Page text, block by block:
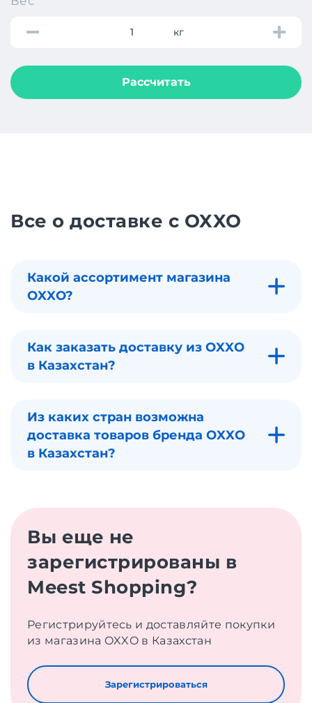
кг
Рассчитать
Все о доставке с OXXO
Какой ассортимент магазина
OXXO?
Как заказать доставку из OXXO
в Казахстан?
Из каких стран возможна
доставка товаров бренда OXXO
в Казахстан?
Вы еще не
зарегистрированы в
Meest Shopping?
Регистрируйтесь и доставляйте покупки
из магазина OXXO в Казахстан
Зарегистрироваться